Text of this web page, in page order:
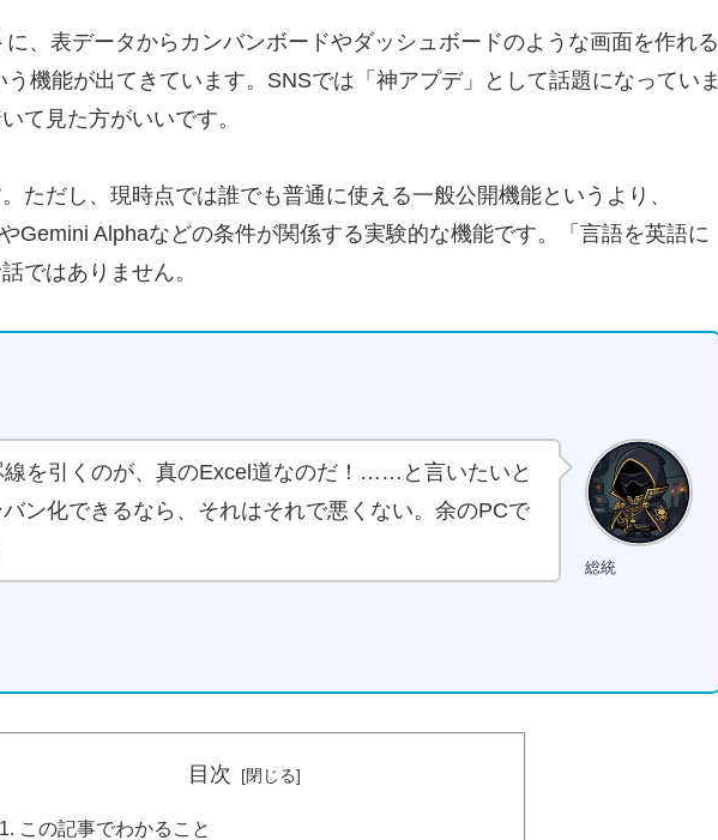
、表データからカンバンボードやダッシュボードのような画面を作れる
う機能が出てきています。SNSでは「神アプデ」として話題になっていま
て見た方がいいです。
ただし、現時点では誰でも普通に使える一般公開機能というより、
Gemini Alphaなどの条件が関係する実験的な機能です。「言語を英語に
ではありません。
総統
線を引くのが、真のExcel道なのだ！……と言いたいと
ン化できるなら、それはそれで悪くない。余のPCで
目次
この記事でわかること